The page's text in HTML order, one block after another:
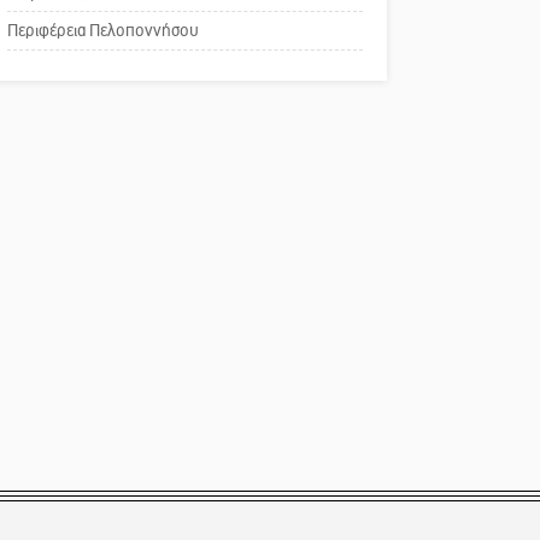
Το δικό σας σχόλιο:
Παράδειγμα κοινωνικής
Περιφέρεια Πελοποννήσου